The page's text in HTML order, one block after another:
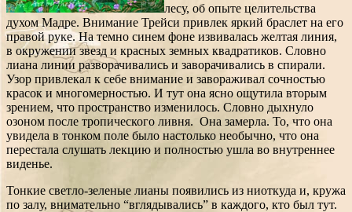
лесу, об опыте целительства
духом Мадре. Внимание Трейси привлек яркий браслет на его
правой руке. На темно синем фоне извивалась желтая линия,
в окружении звезд и красных земных квадратиков. Словно
лиана линии разворачивались и заворачивались в спирали.
Узор привлекал к себе внимание и завораживал сочностью
красок и многомерностью. И тут она ясно ощутила вторым
зрением, что пространство изменилось. Словно дыхнуло
озоном после тропического ливня. Она замерла. То, что она
увидела в тонком поле было настолько необычно, что она
перестала слушать лекцию и полностью ушла во внутреннее
виденье.
Тонкие светло-зеленые лианы появились из ниоткуда и, кружа
по залу, внимательно “вглядывались” в каждого, кто был тут.